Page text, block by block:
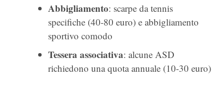
Abbigliamento: scarpe da tennis
specifiche (40-80 euro) e abbigliamento
sportivo comodo
Tessera associativa: alcune ASD
richiedono una quota annuale (10-30 euro)